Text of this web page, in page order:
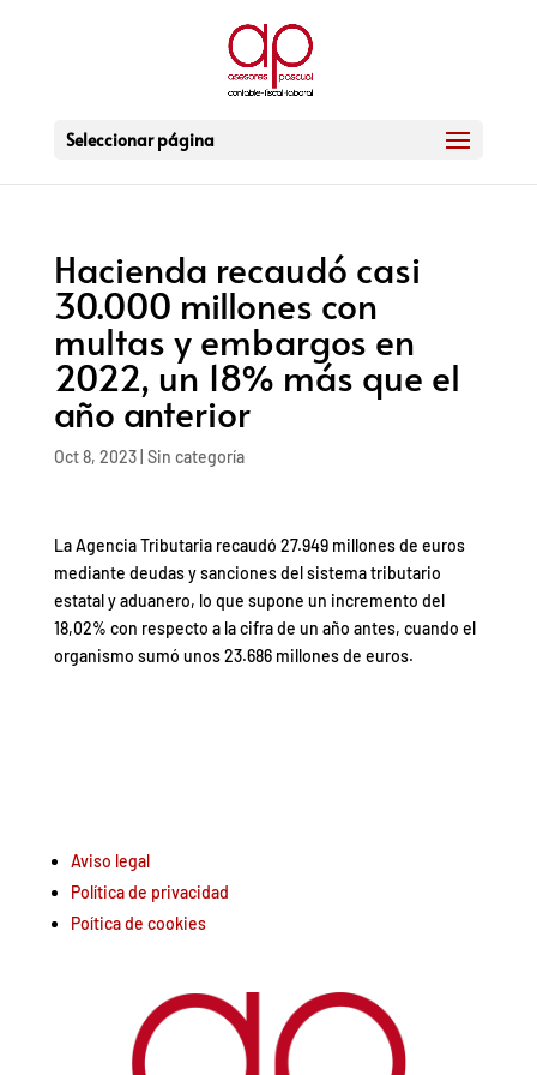
Seleccionar página
Hacienda recaudó casi
30.000 millones con
multas y embargos en
2022, un 18% más que el
año anterior
Oct 8, 2023| Sin categoría
La Agencia Tributaria recaudó 27.949 millones de euros
mediante deudas y sanciones del sistema tributario
estatal y aduanero, lo que supone un incremento del
18,02% con respecto a la cifra de un año antes, cuando el
organismo sumó unos 23.686 millones de euros.
Aviso legal
Política de privacidad
Poítica de cookies